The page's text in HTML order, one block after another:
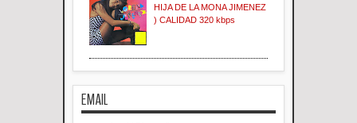
HIJA DE LA MONA JIMENEZ
) CALIDAD 320 kbps
EMAIL